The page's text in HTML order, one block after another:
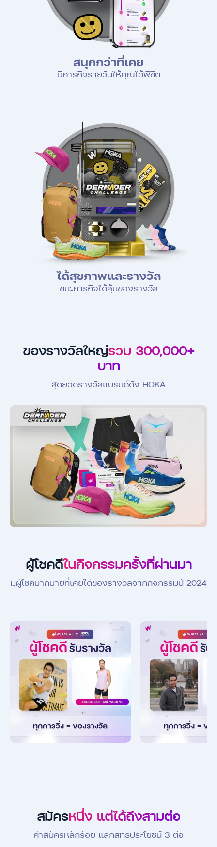
สนุกกว่าที่เคย
มีภารกิจรายวันให้คุณได้พิชิต
ได้สุขภาพและรางวัล
ชนะภารกิจได้ลุ้นของรางวัล
ของรางวัลใหญ่รวม 300,000+
บาท
สุดยอดรางวัลแบรนด์ดัง HOKA
ผู้โชคดีในกิจกรรมครั้งที่ผ่านมา
มีผู้โชคมากมายที่เคยได้ของรางวัลจากกิจกรรมปี 2024
สมัครหนึ่ง แต่ได้ถึงสามต่อ
ค่าสมัครหลักร้อย แลกสิทธิประโยชน์ 3 ต่อ